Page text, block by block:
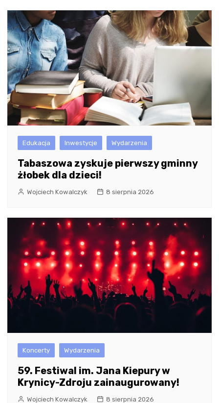
Edukacja Inwestycje Wydarzenia
Tabaszowa zyskuje pierwszy gminny
żłobek dla dzieci!
Wojciech Kowalczyk 8 sierpnia 2026
Koncerty Wydarzenia
59. Festiwal im. Jana Kiepury w
Krynicy-Zdroju zainaugurowany!
Wojciech Kowalczyk 8 sierpnia 2026